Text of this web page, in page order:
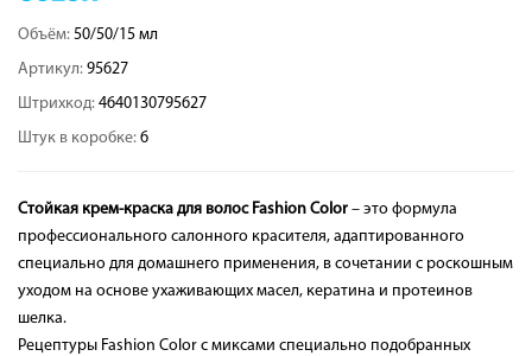
Объём: 50/50/15 мл
Артикул: 95627
Штрихкод: 4640130795627
Штук в коробке: 6
Стойкая крем-краска для волос Fashion Color – это формула
профессионального салонного красителя, адаптированного
специально для домашнего применения, в сочетании с роскошным
уходом на основе ухаживающих масел, кератина и протеинов
шелка.
Рецептуры Fashion Color с миксами специально подобранных